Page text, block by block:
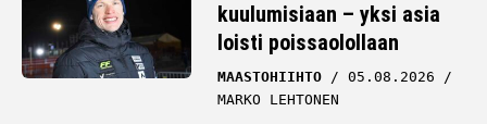
kuulumisiaan – yksi asia
loisti poissaolollaan
MAASTOHIIHTO
05.08.2026
MARKO LEHTONEN